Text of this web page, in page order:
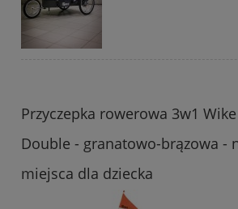
Przyczepka rowerowa 3w1
Double - granatowo-brązowa -
miejsca dla dziecka